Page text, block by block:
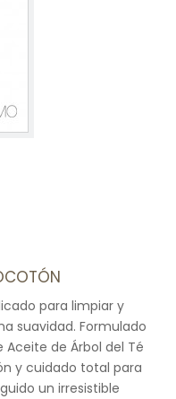
para limpiar y
suavidad. Formulado
de Árbol del Té
y cuidado total para
un irresistible